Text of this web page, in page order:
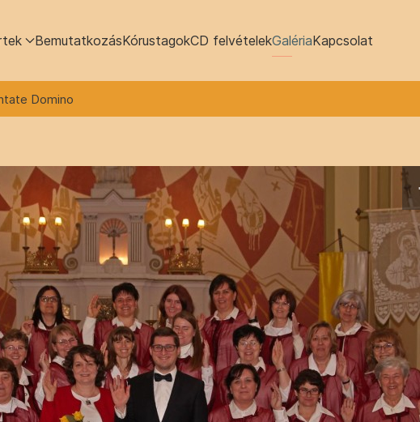
BemutatkozásKórustagokCD felvételekGalériaKapcsolat
Domino